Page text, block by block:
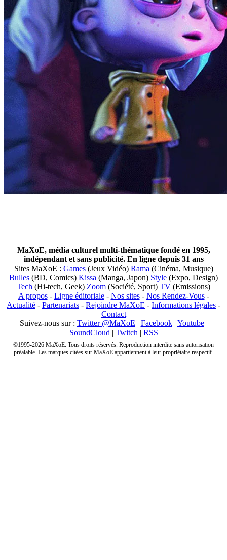
MaXoE, média culturel multi-thématique fondé en 1995,
indépendant et sans publicité. En ligne depuis 31 ans
Sites MaXoE : Games(Jeux Vidéo) Rama (Cinéma, Musique)
Bulles (BD, Comics) Kissa (Manga, Japon) Style (Expo, Design)
Tech (Hi-tech, Geek) Zoom (Société, Sport) TV (Emissions)
A propos- Ligne éditoriale- Nos sites- Nos Rendez-Vous-
Actualité - Partenariats - Rejoindre MaXoE - Informations légales -
Contact
Suivez-nous sur : Twitter @MaXoE | Facebook| Youtube|
SoundCloud | Twitch | RSS
©1995-2026 MaXoE. Tous droits réservés. Reproduction interdite sans autorisation
préalable. Les marques citées sur MaXoE appartiennent à leur propriétaire respectif.